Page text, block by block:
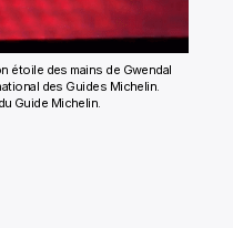
étoile des mains de Gwendal
des Guides Michelin.
Guide Michelin.